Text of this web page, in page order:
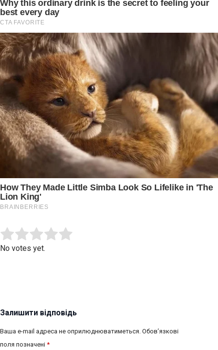
Rate this item:
No votes yet.
Залишити відповідь
Ваша e-mail адреса не оприлюднюватиметься. Обов’язкові
поля позначені *